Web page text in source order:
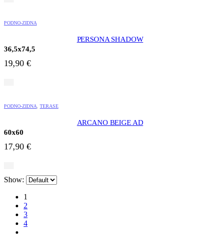
PODNO-ZIDNA
PERSONA SHADOW
36,5x74,5
19,90 €
PODNO-ZIDNA TERASE
ARCANO BEIGE AD
60x60
17,90 €
Show:
1
2
3
4